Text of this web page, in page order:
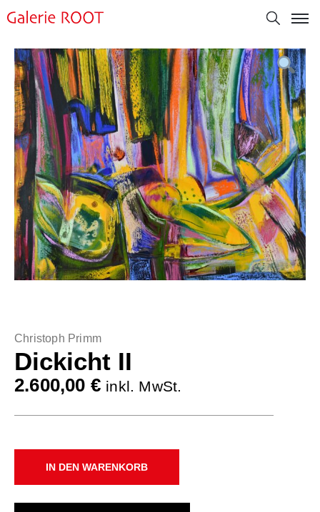
Christoph Primm
Dickicht II
2.600,00 € inkl. MwSt.
IN DEN WARENKORB